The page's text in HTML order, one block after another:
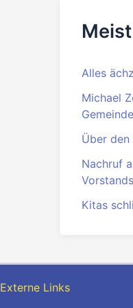
Alles
Michael
Über
Nachruf
Kitas
Externe Links